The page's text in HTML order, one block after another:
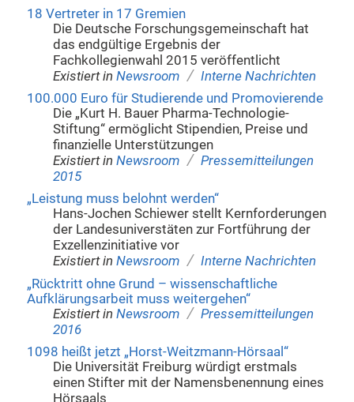
18 Vertreter in 17 Gremien
Die Deutsche Forschungsgemeinschaft hat
das endgültige Ergebnis der
Fachkollegienwahl 2015 veröffentlicht
Existiert in Newsroom / Interne Nachrichten
100.000 Euro für Studierende und Promovierende
Die „Kurt H. Bauer Pharma-Technologie-
Stiftung“ ermöglicht Stipendien, Preise und
finanzielle Unterstützungen
Existiert in Newsroom / Pressemitteilungen
2015
„Leistung muss belohnt werden“
Hans-Jochen Schiewer stellt Kernforderungen
der Landesuniverstäten zur Fortführung der
Exzellenzinitiative vor
Existiert in Newsroom / Interne Nachrichten
„Rücktritt ohne Grund – wissenschaftliche
Aufklärungsarbeit muss weitergehen“
Existiert in Newsroom / Pressemitteilungen
2016
1098 heißt jetzt „Horst-Weitzmann-Hörsaal“
Die Universität Freiburg würdigt erstmals
einen Stifter mit der Namensbenennung eines
Hörsaals